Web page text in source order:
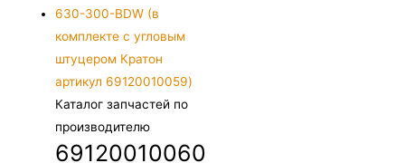
Каталог запчастей по
производителю
69120010060